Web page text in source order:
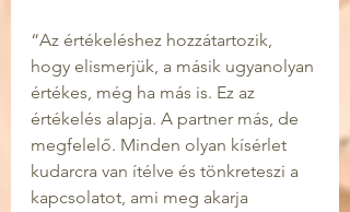
“Az értékeléshez hozzátartozik,
hogy elismerjük, a másik ugyanolyan
értékes, még ha más is. Ez az
értékelés alapja. A partner más, de
megfelelő. Minden olyan kísérlet
kudarcra van ítélve és tönkreteszi a
kapcsolatot, ami meg akarja